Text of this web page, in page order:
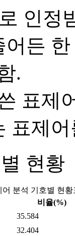
인정
든
.
표
표제
현황
어 분석 기호별 현황
비율(%)
35.584
32.404